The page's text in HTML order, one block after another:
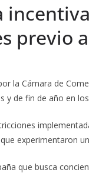
previo
la Cámara de
y de fin de año en
experimentaron
que busca